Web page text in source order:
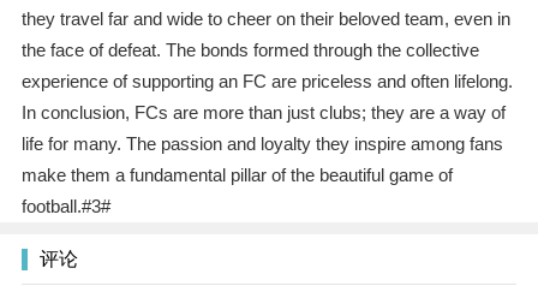
they travel far and wide to cheer on their beloved team, even in
the face of defeat. The bonds formed through the collective
experience of supporting an FC are priceless and often lifelong.
In conclusion, FCs are more than just clubs; they are a way of
life for many. The passion and loyalty they inspire among fans
make them a fundamental pillar of the beautiful game of
football.#3#
评论